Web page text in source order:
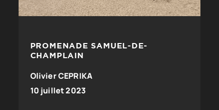
PROMENADE SAMUEL-DE-
CHAMPLAIN
Olivier CEPRIKA
10 juillet 2023